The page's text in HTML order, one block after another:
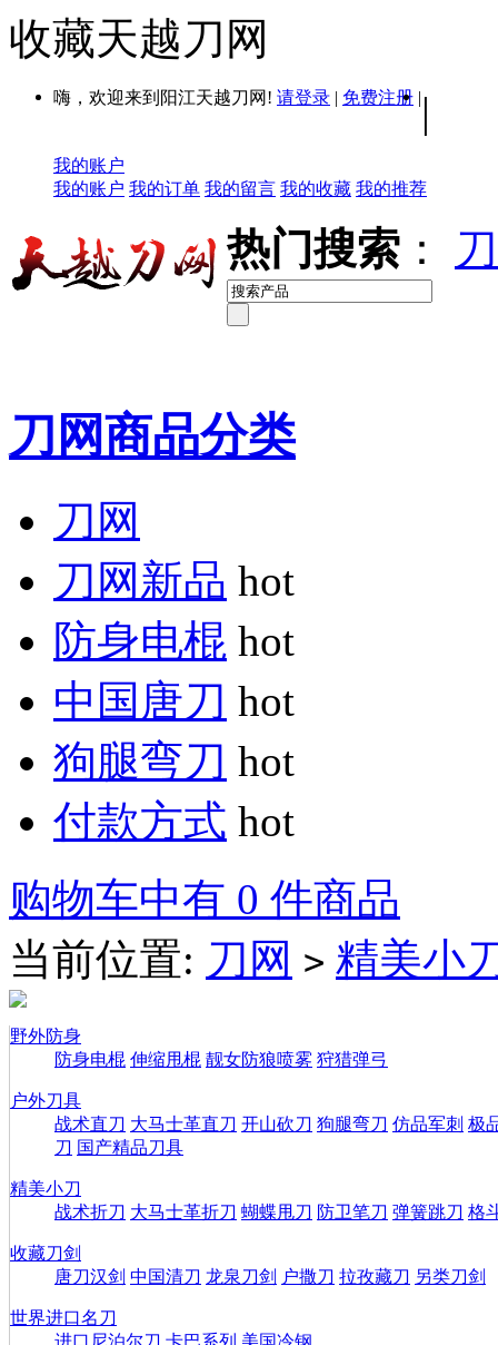
收藏天越刀网
嗨，欢迎来到阳江天越刀网! 请登录 | 免费注册 | |
我的账户
我的账户 我的订单 我的留言 我的收藏 我的推荐
热门搜索 ：
刀网商品分类
刀网
刀网新品 hot
防身电棍 hot
中国唐刀 hot
狗腿弯刀 hot
付款方式 hot
购物车中有 0 件商品
当前位置: 刀网 > 精美小
野外防身
防身电棍 伸缩甩棍 靓女防狼喷雾 狩猎弹弓
户外刀具
战术直刀 大马士革直刀 开山砍刀 狗腿弯刀 仿品军刺 极
刀 国产精品刀具
精美小刀
战术折刀 大马士革折刀 蝴蝶甩刀 防卫笔刀 弹簧跳刀 格
收藏刀剑
唐刀汉剑 中国清刀 龙泉刀剑 户撒刀 拉孜藏刀 另类刀剑
世界进口名刀
进口尼泊尔刀 卡巴系列 美国冷钢